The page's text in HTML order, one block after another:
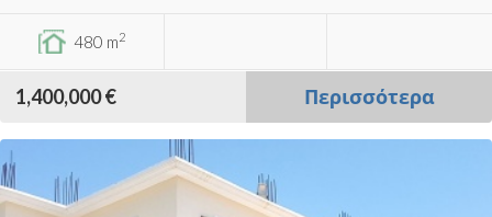
480 m2
1,400,000 € Περισσότερα